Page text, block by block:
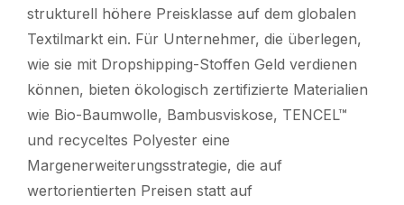
strukturell höhere Preisklasse auf dem globalen
Textilmarkt ein. Für Unternehmer, die überlegen,
wie sie mit Dropshipping-Stoffen Geld verdienen
können, bieten ökologisch zertifizierte Materialien
wie Bio-Baumwolle, Bambusviskose, TENCEL™
und recyceltes Polyester eine
Margenerweiterungsstrategie, die auf
wertorientierten Preisen statt auf